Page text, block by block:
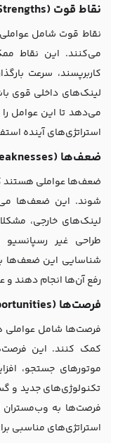
نقاط قوت (Strengths)
نقاط قوت شامل
می‌کنند. این نقاط
کاربرپسند، سرعت
لینک‌های داخلی قوی
می‌دهد تا این عوامل را
استراتژی‌های آینده
ضعف‌ها (Weaknesses)
ضعف‌ها عواملی هستند
شوند. این ضعف‌ها
لینک‌های خارجی،
طراحی غیر
شناسایی این ضعف‌ها
رفع آن‌ها انجام دهند و
فرصت‌ها (Opportunities)
فرصت‌ها شامل عواملی
کمک کنند. این
موتورهای جستجو،
تکنولوژی‌های جدید و
فرصت‌ها به وب‌مستران
استراتژی‌های مناسبی